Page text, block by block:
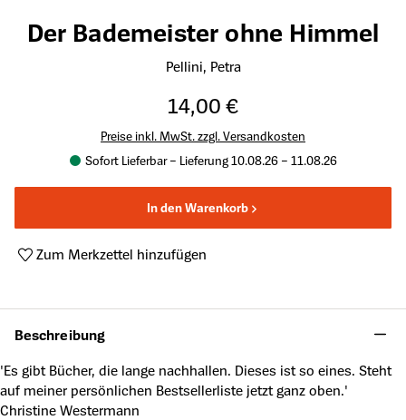
Der Bademeister ohne Himmel
Pellini, Petra
14,00 €
Preise inkl. MwSt. zzgl. Versandkosten
Sofort Lieferbar – Lieferung 10.08.26 – 11.08.26
In den Warenkorb
Zum Merkzettel hinzufügen
Beschreibung
'Es gibt Bücher, die lange nachhallen. Dieses ist so eines. Steht
auf meiner persönlichen Bestsellerliste jetzt ganz oben.'
Christine Westermann